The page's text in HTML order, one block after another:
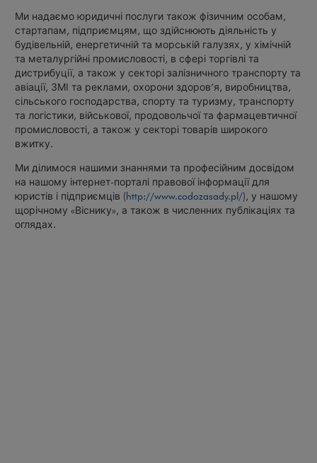
Ми надаємо юридичні послуги також фізичним особам,
стартапам, підприємцям, що здійснюють діяльність у
будівельній, енергетичній та морській галузях, у хімічній
та металургійні промисловості, в сфері торгівлі та
дистрибуції, а також у секторі залізничного транспорту та
авіації, ЗМІ та реклами, охорони здоров’я, виробництва,
сільського господарства, спорту та туризму, транспорту
та логістики, військової, продовольчої та фармацевтичної
промисловості, а також у секторі товарів широкого
вжитку.
Ми ділимося нашими знаннями та професійним досвідом
на нашому інтернет-порталі правової інформації для
юристів і підприємців (http://www.codozasady.pl/), у нашому
щорічному «Віснику», а також в численних публікаціях та
оглядах.